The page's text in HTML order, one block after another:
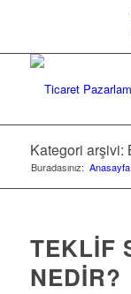
Kategori arşivi:
Buradasınız: Anasayfa
TEKLIF
NEDIR?